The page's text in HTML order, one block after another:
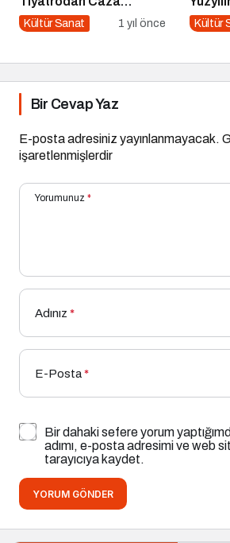
Dopdolu Bir Program
Kültür Sanat 1 yıl önce
“100
Kültür
Bir Cevap Yaz
E-posta adresiniz yayınlanmayacak.
işaretlenmişlerdir
Yorumunuz *
Adınız *
E-Posta*
Bir dahaki sefere yorum
adımı, e-posta adresimi ve web
tarayıcıya kaydet.
YORUM GÖNDER